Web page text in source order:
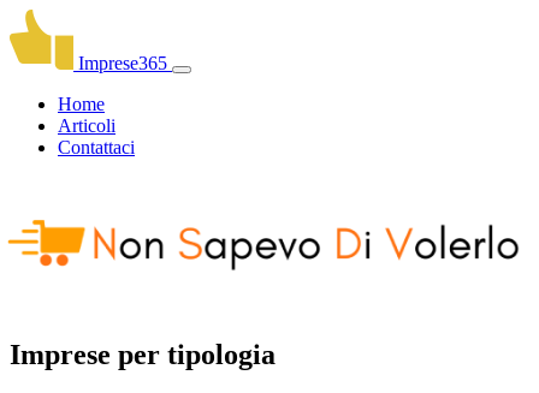
Imprese365
Home
Articoli
Contattaci
Imprese per tipologia